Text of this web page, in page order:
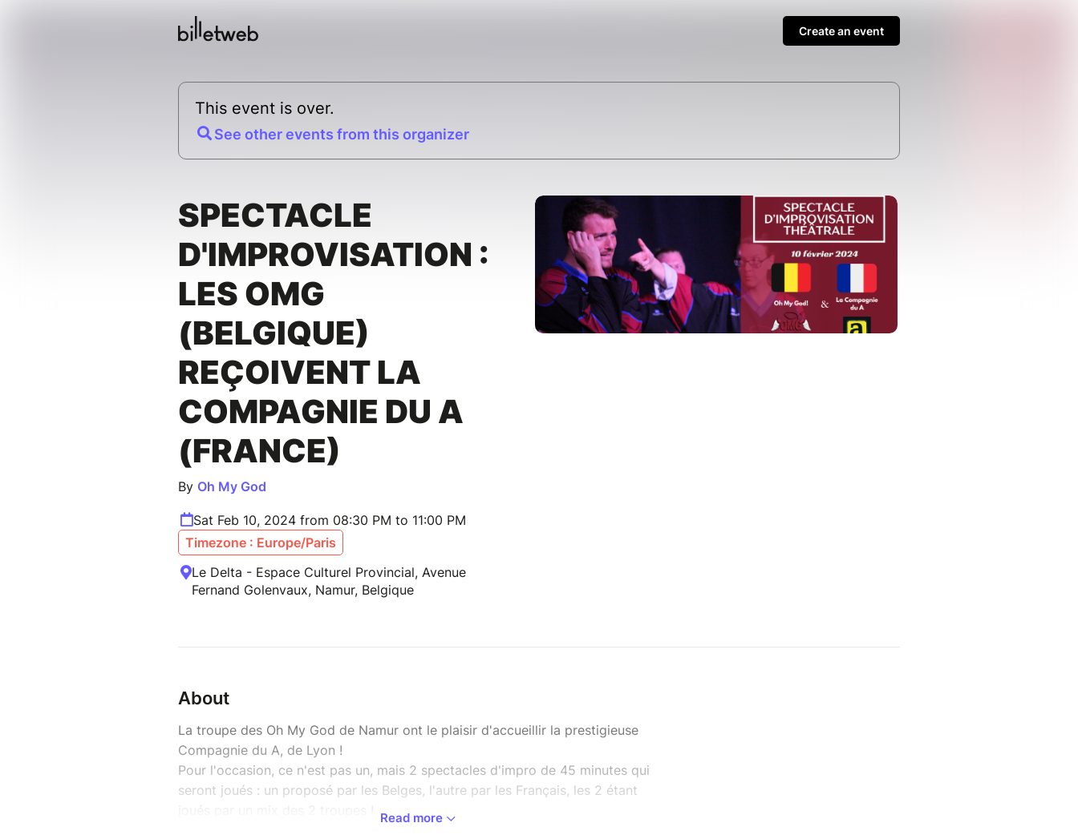
Create an event
This event is over.
See other events from this organizer
SPECTACLE
D'IMPROVISATION :
LES OMG
(BELGIQUE)
REÇOIVENT LA
COMPAGNIE DU A
(FRANCE)
By Oh My God
Sat Feb 10, 2024 from 08:30 PM to 11:00 PM
Timezone : Europe/Paris
Le Delta - Espace Culturel Provincial, Avenue
Fernand Golenvaux, Namur, Belgique
About
La troupe des Oh My God de Namur ont le plaisir d'accueillir la prestigieuse
Compagnie du A, de Lyon !
Pour l'occasion, ce n'est pas un, mais 2 spectacles d'impro de 45 minutes qui
seront joués : un proposé par les Belges, l'autre par les Français, les 2 étant
Read more